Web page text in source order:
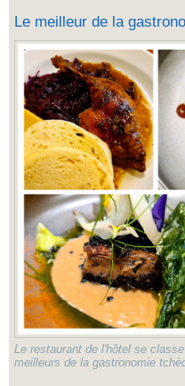
Le meilleur de la
Le restaurant de l'hôtel se
meilleurs de la gastronomie